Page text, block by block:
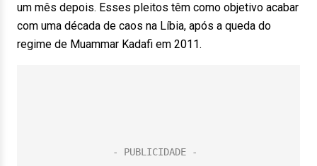
um mês depois. Esses pleitos têm como objetivo acabar
com uma década de caos na Líbia, após a queda do
regime de Muammar Kadafi em 2011.